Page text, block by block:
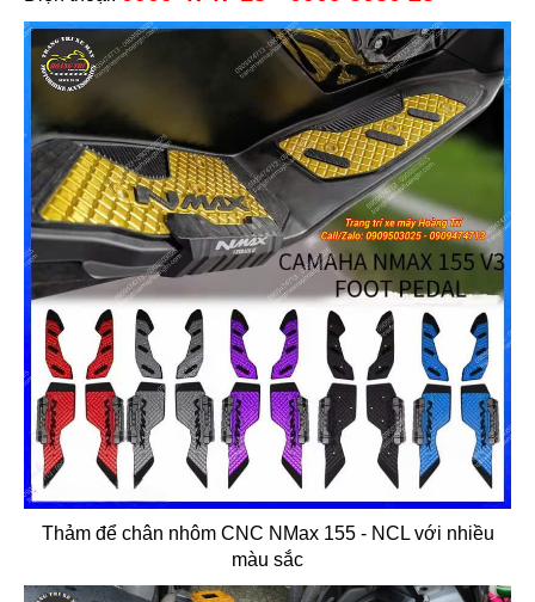
Thảm để chân nhôm CNC NMax 155 - NCL với nhiều
màu sắc